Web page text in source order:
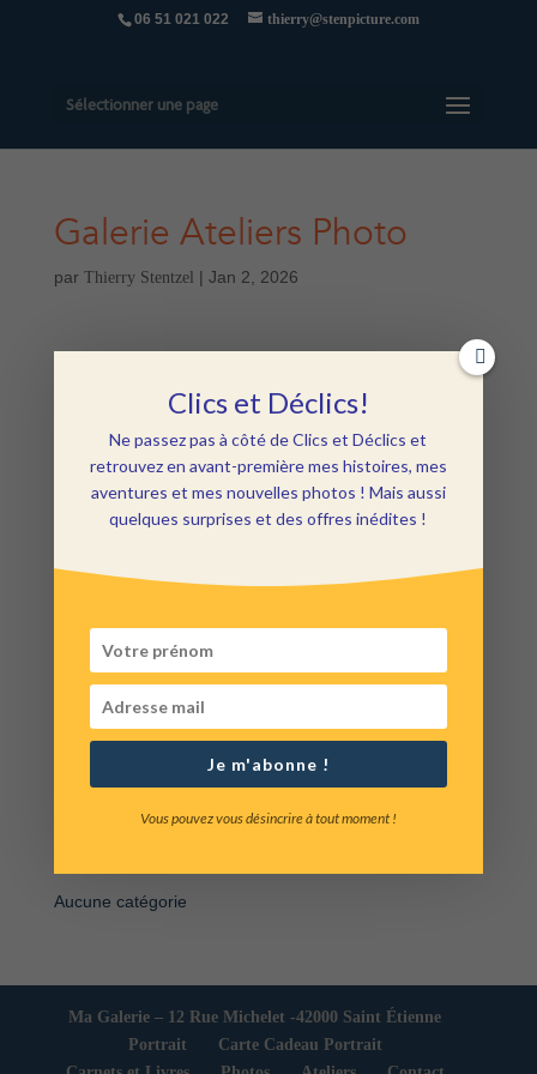
06 51 021 022 thierry@stenpicture.com
Sélectionner une page
Galerie Ateliers Photo
par Thierry Stentzel | Jan 2, 2026
This work by Thierry Stentzel
4.0)
Filtrer par attribut
Prestation 44
Livres, Carnets Photo et Cartes Cadeau
produits
produits
Aucune catégorie
Ma Galerie – 12 Rue Michelet -42000 Saint Étienne
Portrait
Carte Cadeau Portrait
Clics et Déclics!
Ne passez pas à côté de Clics et Déclics et
retrouvez en avant-première mes histoires, mes
aventures et mes nouvelles photos ! Mais aussi
quelques surprises et des offres inédites !
Je m'abonne !
Vous pouvez vous désincrire à tout moment !